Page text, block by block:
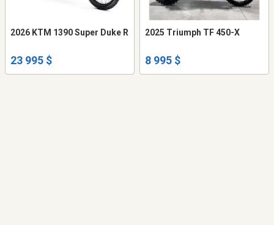
2026 KTM 1390 Super Duke R
23 995 $
2025 Triumph TF 450-X
8 995 $